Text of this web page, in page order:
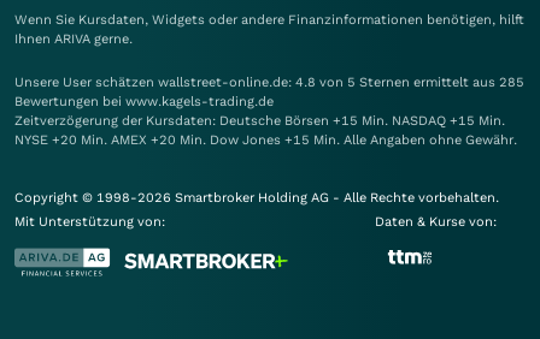
Wenn Sie Kursdaten, Widgets oder andere Finanzinformationen benötigen, hilft
Ihnen ARIVA gerne.
Unsere User schätzen wallstreet-online.de: 4.8 von 5 Sternen ermittelt aus 285
Bewertungen bei www.kagels-trading.de
Zeitverzögerung der Kursdaten: Deutsche Börsen +15 Min. NASDAQ +15 Min.
NYSE +20 Min. AMEX +20 Min. Dow Jones +15 Min. Alle Angaben ohne Gewähr.
Copyright © 1998-2026 Smartbroker Holding AG - Alle Rechte vorbehalten.
Mit Unterstützung von:
Daten & Kurse von: